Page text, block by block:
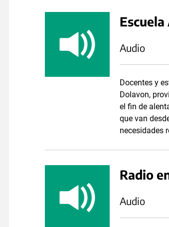
Audio
Docentes y
Dolavon,
el fin de
que van
necesidades
Radio
Audio